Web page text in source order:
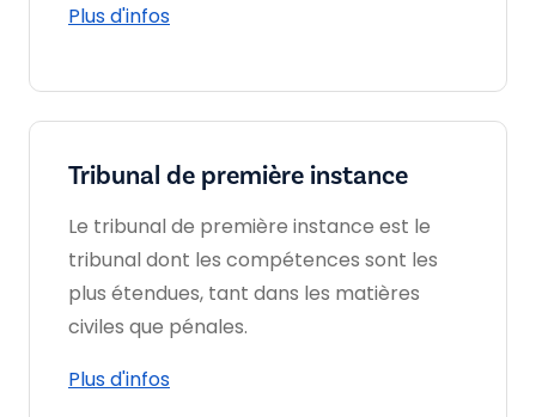
Plus d'infos
Tribunal de première instance
Le tribunal de première instance est le
tribunal dont les compétences sont les
plus étendues, tant dans les matières
civiles que pénales.
Plus d'infos